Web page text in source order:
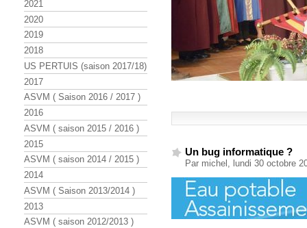
Un bug informatique ?
Par michel, lundi 30 octobre
2021
2020
2019
2018
US PERTUIS (saison 2017/18)
2017
ASVM ( Saison 2016 / 2017 )
2016
ASVM ( saison 2015 / 2016 )
2015
ASVM ( saison 2014 / 2015 )
2014
ASVM ( Saison 2013/2014 )
2013
ASVM ( saison 2012/2013 )